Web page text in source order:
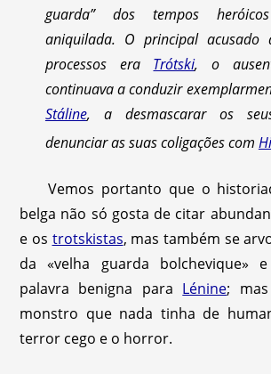
guarda” dos tempos
aniquilada. O principal acusado
processos era Trótski, o
continuava a conduzir
Stáline, a desmascarar os
denunciar as suas coligações com
Vemos portanto que o
belga não só gosta de citar
e os trotskistas, mas também se
da «velha guarda bolchevique»
palavra benigna para Lénine;
monstro que nada tinha de
terror cego e o horror.